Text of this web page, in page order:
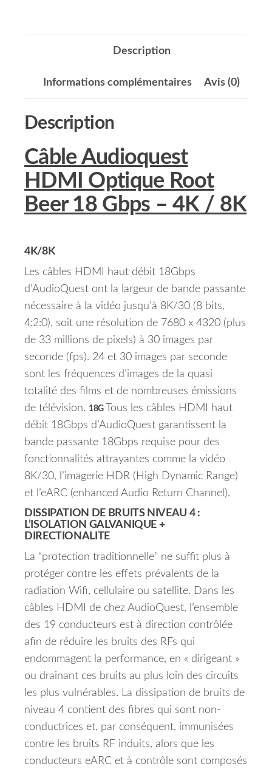
Description
Informations complémentaires Avis (0)
Description
Câble Audioquest
HDMI Optique Root
Beer 18 Gbps – 4K / 8K
4K/8K
Les câbles HDMI haut débit 18Gbps
d’AudioQuest ont la largeur de bande passante
nécessaire à la vidéo jusqu’à 8K/30 (8 bits,
4:2:0), soit une résolution de 7680 x 4320 (plus
de 33 millions de pixels) à 30 images par
seconde (fps). 24 et 30 images par seconde
sont les fréquences d’images de la quasi
totalité des films et de nombreuses émissions
de télévision. 18G
Tous les câbles HDMI haut
débit 18Gbps d’AudioQuest garantissent la
bande passante 18Gbps requise pour des
fonctionnalités attrayantes comme la vidéo
8K/30, l’imagerie HDR (High Dynamic Range)
et l’eARC (enhanced Audio Return Channel).
DISSIPATION DE BRUITS NIVEAU 4 :
L’ISOLATION GALVANIQUE +
DIRECTIONALITE
La “protection traditionnelle” ne suffit plus à
protéger contre les effets prévalents de la
radiation Wifi, cellulaire ou satellite. Dans les
câbles HDMI de chez AudioQuest, l’ensemble
des 19 conducteurs est à direction contrôlée
afin de réduire les bruits des RFs qui
endommagent la performance, en « dirigeant »
ou drainant ces bruits au plus loin des circuits
les plus vulnérables. La dissipation de bruits de
niveau 4 contient des fibres qui sont non-
conductrices et, par conséquent, immunisées
contre les bruits RF induits, alors que les
conducteurs eARC et à contrôle sont composés